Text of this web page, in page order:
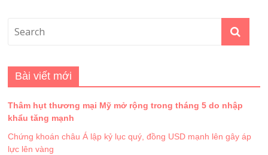
Bài viết mới
Thâm hụt thương mại Mỹ mở rộng trong tháng 5 do nhập
khẩu tăng mạnh
Chứng khoán châu Á lập kỷ lục quý, đồng USD mạnh lên gây áp
lực lên vàng